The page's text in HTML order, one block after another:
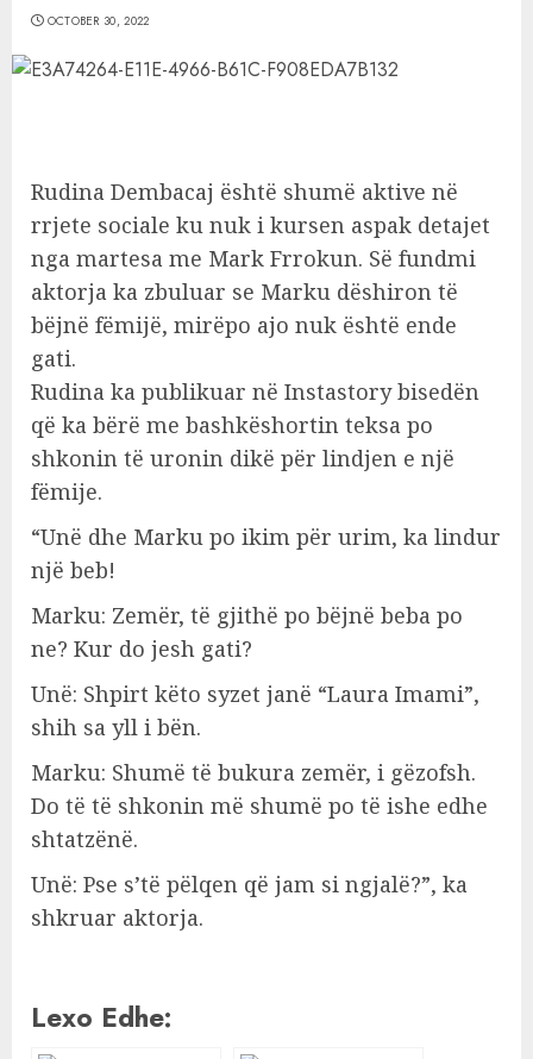
OCTOBER 30, 2022
Rudina Dembacaj është shumë aktive në
rrjete sociale ku nuk i kursen aspak detajet
nga martesa me Mark Frrokun. Së fundmi
aktorja ka zbuluar se Marku dëshiron të
bëjnë fëmijë, mirëpo ajo nuk është ende
gati.
Rudina ka publikuar në Instastory bisedën
që ka bërë me bashkëshortin teksa po
shkonin të uronin dikë për lindjen e një
fëmije.
“Unë dhe Marku po ikim për urim, ka lindur
një beb!
Marku: Zemër, të gjithë po bëjnë beba po
ne? Kur do jesh gati?
Unë: Shpirt këto syzet janë “Laura Imami”,
shih sa yll i bën.
Marku: Shumë të bukura zemër, i gëzofsh.
Do të të shkonin më shumë po të ishe edhe
shtatzënë.
Unë: Pse s’të pëlqen që jam si ngjalë?”, ka
shkruar aktorja.
Lexo Edhe: